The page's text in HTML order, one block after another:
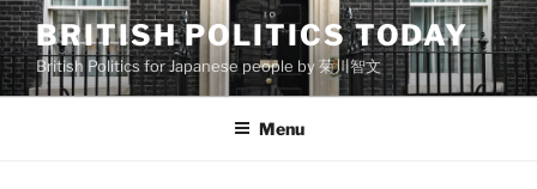
Skip
to
content
BRITISH POLITICS TODAY
British Politics for Japanese people by 菊川智文
Menu